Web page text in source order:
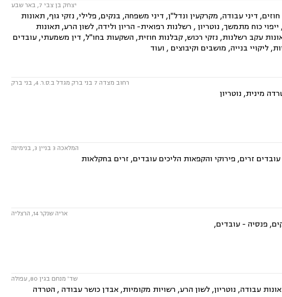
יצחק בן צבי 7, באר שבע
דיני עבודה, מקרקעין ונדל"ן, דיני משפחה, בנקים, פלילי, נזקי גוף, תאונות
כוח מתמשך, נוטריון , רשלנות רפואית- הריון ולידה, לשון הרע, תאונות
עקב רשלנות, נזקי רכוש, קבלנות חוזית, השקעות בחו"ל, דין משמעתי, עובדים
ליקויי בנייה, מושבים וקיבוצים , ועוד
רחוב מצדה 7 בני ברק מגדל ב.ס.ר. 4, בני ברק
מינית, נוטריון
המלאכה 3 בניין 3, בנימינה
זרים, פירוקי והקפאות הליכים עובדים, זרים בחקלאות
אריה שנקר 14, הרצליה
פנסיה - עובדים,
שד' מנחם בגין 80, עפולה
עבודה, נוטריון, לשון הרע, רשויות מקומיות, אבדן כושר עבודה , הטרדה